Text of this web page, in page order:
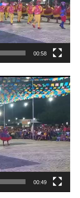
00:58
00:49